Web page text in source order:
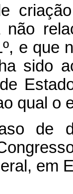
e que
sido
qual o
de
em